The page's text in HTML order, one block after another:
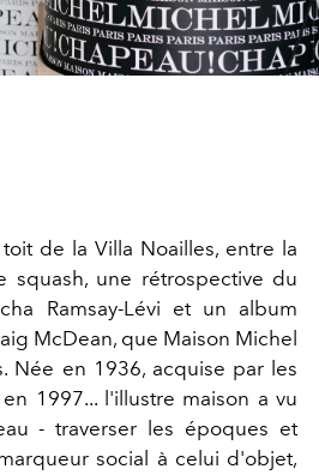
de la Villa Noailles, entre la
squash, une rétrospective du
Ramsay-Lévi et un album
McDean, que Maison Michel
Née en 1936, acquise par les
1997... l'illustre maison a vu
- traverser les époques et
social à celui d'objet,